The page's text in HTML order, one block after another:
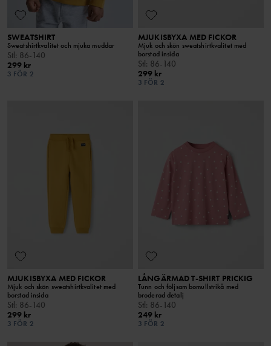
SWEATSHIRT
Sweatshirtkvalitet och mjuka muddar
Stl: 86-140
299 kr
3 FÖR 2
MJUKISBYXA MED FICKOR
Mjuk och skön sweatshirtkvalitet med
borstad insida
Stl: 86-140
299 kr
3 FÖR 2
MJUKISBYXA MED FICKOR
Mjuk och skön sweatshirtkvalitet med
borstad insida
Stl: 86-140
299 kr
3 FÖR 2
LÅNGÄRMAD T-SHIRT PRICKIG
Tunn och följsam bomullstrikå med
broderad detalj
Stl: 86-140
249 kr
3 FÖR 2